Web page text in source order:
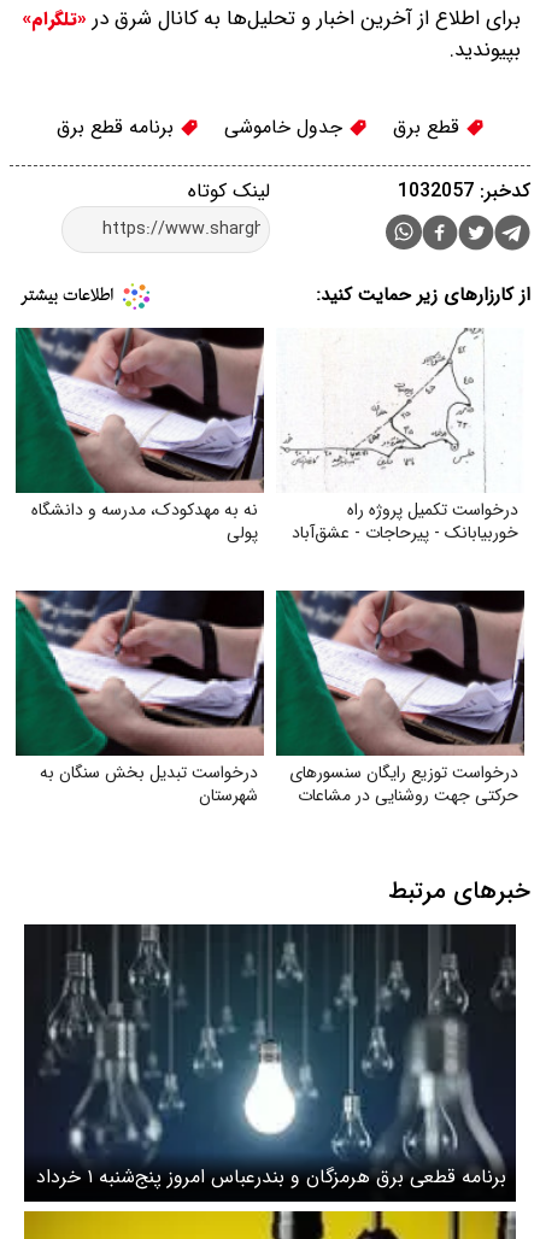
برای اطلاع از آخرین اخبار و تحلیل‌ها به کانال شرق در «تلگرام»
بپیوندید.
قطع برق جدول خاموشی برنامه قطع برق
لینک کوتاه کدخبر: 1032057
از کارزارهای زیر حمایت کنید:
درخواست تکمیل پروژه راه
خوربیابانک - پیرحاجات - عشق‌آباد
نه به مهدکودک، مدرسه و دانشگاه
پولی
درخواست توزیع رایگان سنسورهای
حرکتی جهت روشنایی در مشاعات
درخواست تبدیل بخش سنگان به
شهرستان
خبرهای مرتبط
برنامه قطعی برق هرمزگان و بندرعباس امروز پنج‌شنبه ۱ خرداد